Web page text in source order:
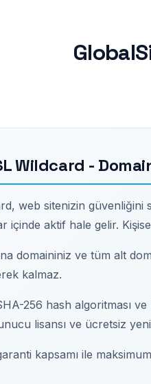
Wildcard -
web sitenizin güvenliğini
içinde aktif hale gelir.
domaininiz ve tüm alt
kalmaz.
256 hash algoritması
lisansı ve ücretsiz
kapsamı ile